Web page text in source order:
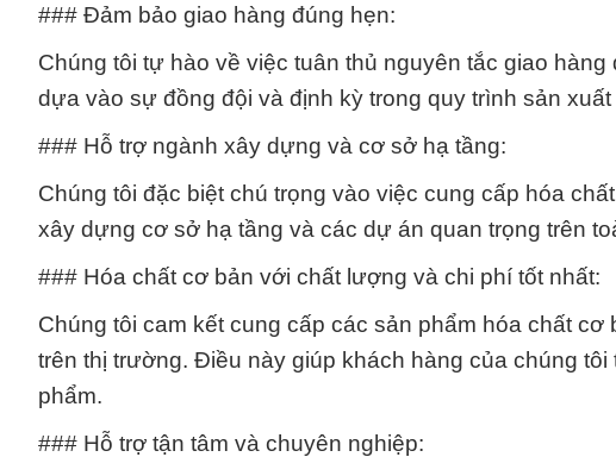
### Đảm bảo giao hàng đúng hẹn:
Chúng tôi tự hào về việc tuân thủ nguyên tắc giao
dựa vào sự đồng đội và định kỳ trong quy trình sản
### Hỗ trợ ngành xây dựng và cơ sở hạ tầng:
Chúng tôi đặc biệt chú trọng vào việc cung cấp hóa
xây dựng cơ sở hạ tầng và các dự án quan trọng trên
### Hóa chất cơ bản với chất lượng và chi phí tốt nhất:
Chúng tôi cam kết cung cấp các sản phẩm hóa chất
trên thị trường. Điều này giúp khách hàng của chúng
phẩm.
### Hỗ trợ tận tâm và chuyên nghiệp: